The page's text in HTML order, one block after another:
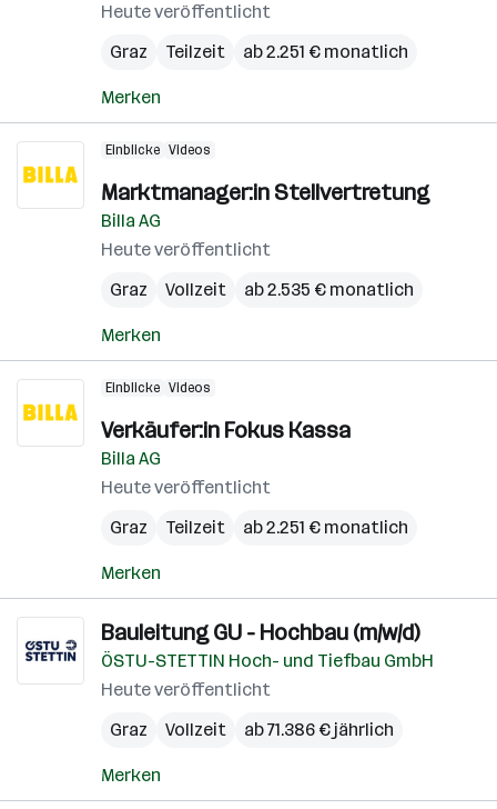
Heute veröffentlicht
Graz
Teilzeit ab 2.251 € monatlich
Merken
Einblicke Videos
Marktmanager:in Stellvertretung
Billa AG
Heute veröffentlicht
Graz
Vollzeit ab 2.535 € monatlich
Merken
Einblicke Videos
Verkäufer:in Fokus Kassa
Billa AG
Heute veröffentlicht
Graz
Teilzeit ab 2.251 € monatlich
Merken
Bauleitung GU - Hochbau (m/w/d)
ÖSTU-STETTIN Hoch- und Tiefbau GmbH
Heute veröffentlicht
Graz
Vollzeit ab 71.386 € jährlich
Merken